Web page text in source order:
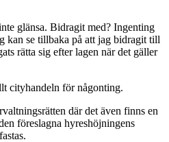
glänsa. Bidragit med? Ingenting
kan se tillbaka på att jag bidragit till
rätta sig efter lagen när det gäller
cityhandeln för någonting.
där det även finns en
föreslagna hyreshöjningens